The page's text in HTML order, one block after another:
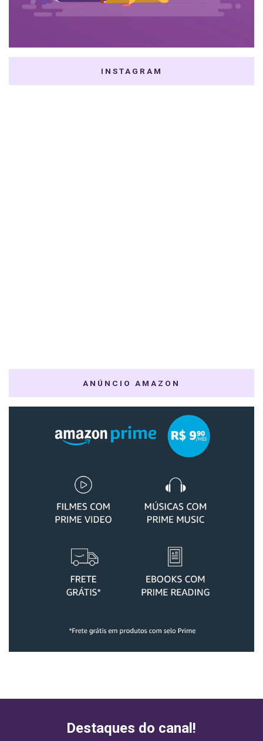
INSTAGRAM
ANÚNCIO AMAZON
Destaques do canal!